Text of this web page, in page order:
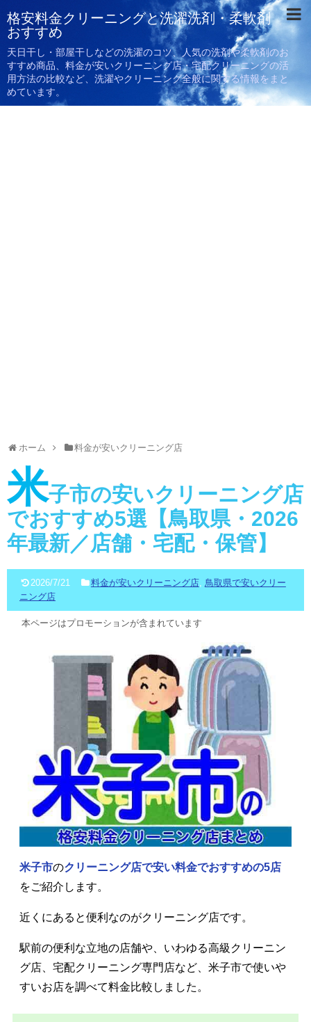
格安料金クリーニングと洗濯洗剤・柔軟剤
おすすめ
天日干し・部屋干しなどの洗濯のコツ、人気の洗剤や柔軟剤のお
すすめ商品、料金が安いクリーニング店・宅配クリーニングの活
用方法の比較など、洗濯やクリーニング全般に関する情報をまと
めています。
ホーム 料金が安いクリーニング店
米子市の安いクリーニング店
でおすすめ5選【鳥取県・2026
年最新／店舗・宅配・保管】
2026/7/21 料金が安いクリーニング店, 鳥取県で安いクリー
ニング店
本ページはプロモーションが含まれています
米子市のクリーニング店で安い料金でおすすめの5店
をご紹介します。
近くにあると便利なのがクリーニング店です。
駅前の便利な立地の店舗や、いわゆる高級クリーニン
グ店、宅配クリーニング専門店など、米子市で使いや
すいお店を調べて料金比較しました。